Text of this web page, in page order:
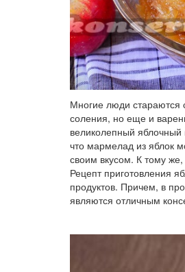
Многие люди стараются
соления, но еще и
великолепный
что мармелад из яблок
своим вкусом. К тому
Рецепт приготовления
продуктов. Причем, в
являются отличным